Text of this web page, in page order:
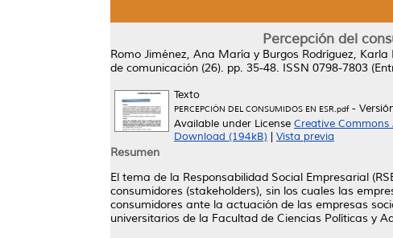
Percepción del
Romo Jiménez, Ana María y Burgos Rodríguez, Karla
de comunicación (26). pp. 35-48. ISSN 0798-7803
Texto
PERCEPCIÓN DEL CONSUMIDOS EN ESR.pdf-
Available under License Creative
Download (194kB)
Vista previa
Resumen
El tema de la Responsabilidad Social Empresarial
consumidores (stakeholders), sin los cuales las
consumidores ante la actuación de las empresas
universitarios de la Facultad de Ciencias Políticas y